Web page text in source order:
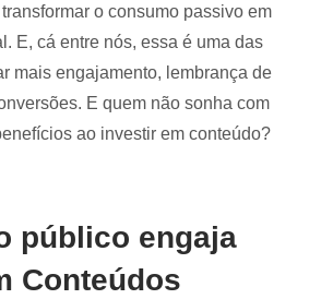
o consumo passivo em
E, cá entre nós, essa é uma das
mais engajamento, lembrança de
E quem não sonha com
ao investir em conteúdo?
público engaja
Conteúdos